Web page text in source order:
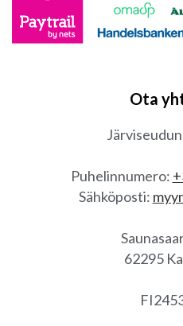
Ota
Puhelinnumero:
Sähköposti:
62295